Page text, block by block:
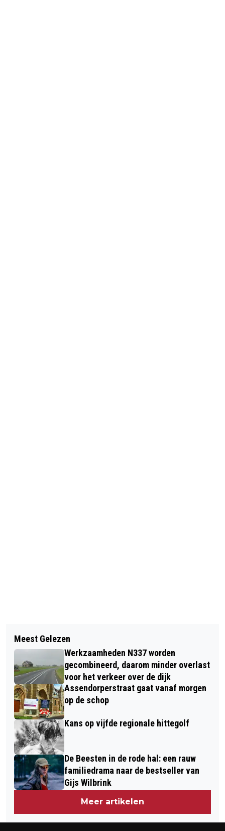
GROOTSCHEEPSE CONTROLE OP
ONDERMIJNING IN ZWOLLE
VAN KARNEBEEKSTRAAT EN
HANZELAAN EEN WEEK LANG DICHT
VOOR WERK AAN DE WEG
Meest Gelezen
Werkzaamheden N337 worden
gecombineerd, daarom minder overlast
voor het verkeer over de dijk
Assendorperstraat gaat vanaf morgen
op de schop
Kans op vijfde regionale hittegolf
De Beesten in de rode hal: een rauw
familiedrama naar de bestseller van
Gijs Wilbrink
Meer artikelen